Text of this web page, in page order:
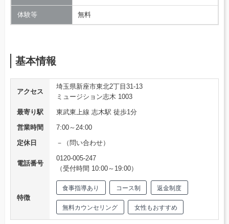
体験等 無料
基本情報
アクセス
埼玉県新座市東北2丁目31-13
ミュージション志木 1003
最寄り駅
東武東上線 志木駅 徒歩1分
営業時間
7:00～24:00
定休日
－（問い合わせ）
電話番号
0120-005-247
（受付時間 10:00～19:00）
特徴
食事指導あり コース制 返金制度
無料カウンセリング 女性もおすすめ